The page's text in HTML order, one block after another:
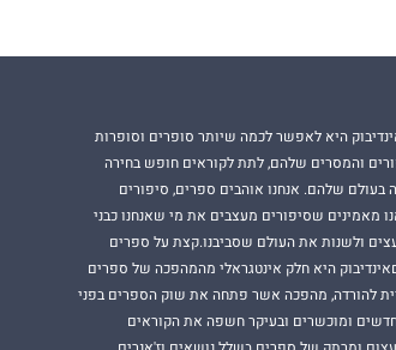
היא לאפשר לכמה שיותר סופרים וסופרות
והמסרים שלהם, לתת לקוראים חופש בחירה
בעולם שלהם. אנחנו אוהבים ספרים, סיפורים
מאמינים שסיפורים מעצבים את מי שאנחנו כבני
ולשנות את העולם שסביבנו.קצת על ספרים
היא חלק אינטגראלי מהמהפכה של ספרים
להורדה, מהפכה אשר פתחה את שוק הספרים בפני
ומוכשרים ובעיקר חשפה את הקוראים